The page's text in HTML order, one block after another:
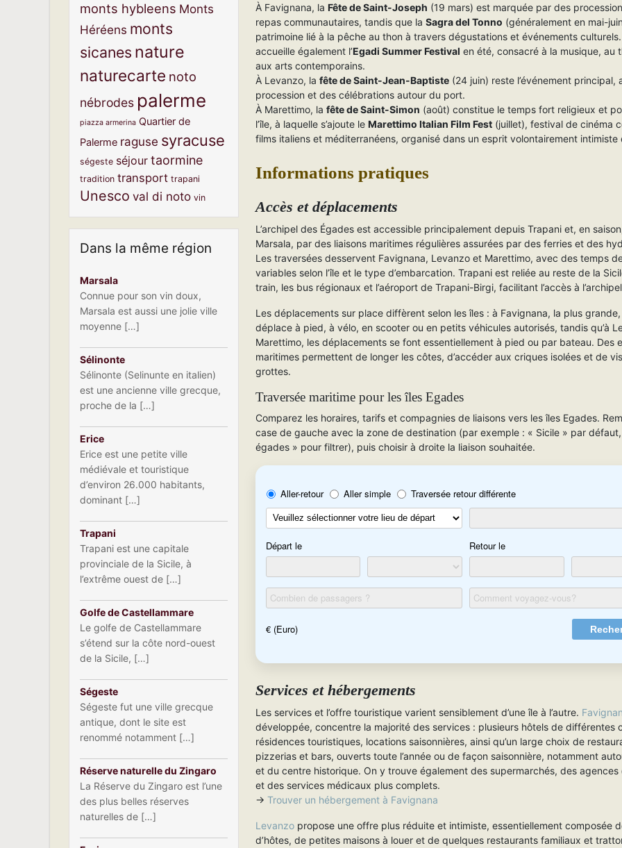
À Favignana, laFête de Saint-Joseph (19 mars) est marquée par des
repas communautaires, tandis que laSagra del Tonno (généralement en mai-
patrimoine lié à la pêche au thon à travers dégustations et événements culturels.
accueille également l’Egadi Summer Festival en été, consacré à la musique, au
aux arts contemporains.
À Levanzo, lafête de Saint-Jean-Baptiste (24 juin) reste l’événement principal,
procession et des célébrations autour du port.
À Marettimo, lafête de Saint-Simon (août) constitue le temps fort religieux et
l’île, à laquelle s’ajoute leMarettimo Italian Film Fest (juillet), festival de cinéma
films italiens et méditerranéens, organisé dans un esprit volontairement intimiste
Informations pratiques
Accès et déplacements
L’archipel des Égades est accessible principalement depuis Trapani et, en
Marsala, par des liaisons maritimes régulières assurées par des ferries et des
Les traversées desservent Favignana, Levanzo et Marettimo, avec des temps
variables selon l’île et le type d’embarcation. Trapani est reliée au reste de la
train, les bus régionaux et l’aéroport de Trapani-Birgi, facilitant l’accès à
Les déplacements sur place diffèrent selon les îles : à Favignana, la plus
déplace à pied, à vélo, en scooter ou en petits véhicules autorisés, tandis qu’à
Marettimo, les déplacements se font essentiellement à pied ou par bateau. Des
maritimes permettent de longer les côtes, d’accéder aux criques isolées et de
grottes.
Traversée maritime pour les îles Egades
Comparez les horaires, tarifs et compagnies de liaisons vers les îles Egades.
case de gauche avec la zone de destination (par exemple : « Sicile » par
égades » pour filtrer), puis choisir à droite la liaison souhaitée.
Services et hébergements
Les services et l’offre touristique varient sensiblement d’une île à l’autre.
développée, concentre la majorité des services : plusieurs hôtels de différentes
résidences touristiques, locations saisonnières, ainsi qu’un large choix de
pizzerias et bars, ouverts toute l’année ou de façon saisonnière, notamment
et du centre historique. On y trouve également des supermarchés, des agences
et des services médicaux plus complets.
→Trouver un hébergement à Favignana
Levanzo propose une offre plus réduite et intimiste, essentiellement composée
d’hôtes, de petites maisons à louer et de quelques restaurants familiaux et
monts hybleens Monts
Héréens monts
sicanes nature
naturecarte noto
nébrodes palerme
piazza armerina Quartier de
Palerme raguse syracuse
ségeste séjour taormine
tradition transport trapani
Unesco val di noto vin
Dans la même région
Marsala
Connue pour son vin doux,
Marsala est aussi une jolie ville
moyenne […]
Sélinonte
Sélinonte (Selinunte en italien)
est une ancienne ville grecque,
proche de la […]
Erice
Erice est une petite ville
médiévale et touristique
d’environ 26.000 habitants,
dominant […]
Trapani
Trapani est une capitale
provinciale de la Sicile, à
l’extrême ouest de […]
Golfe de Castellammare
Le golfe de Castellammare
s’étend sur la côte nord-ouest
de la Sicile, […]
Ségeste
Ségeste fut une ville grecque
antique, dont le site est
renommé notamment […]
Réserve naturelle du Zingaro
La Réserve du Zingaro est l’une
des plus belles réserves
naturelles de […]